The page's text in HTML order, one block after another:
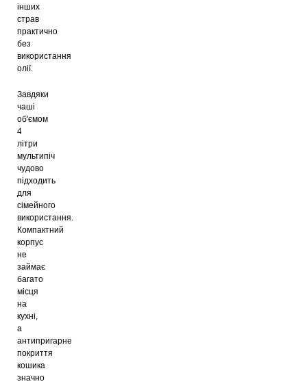
інших
страв
практично
без
використання
олії.
Завдяки
чаші
об'ємом
4
літри
мультипіч
чудово
підходить
для
сімейного
використання.
Компактний
корпус
не
займає
багато
місця
на
кухні,
а
антипригарне
покриття
кошика
значно